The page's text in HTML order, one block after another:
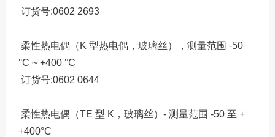
订货号:0602 2693
柔性热电偶（K 型热电偶，玻璃丝），测量范围 -50
°C ~ +400 °C
订货号:0602 0644
柔性热电偶（TE 型 K，玻璃丝）- 测量范围 -50 至 +
+400°C